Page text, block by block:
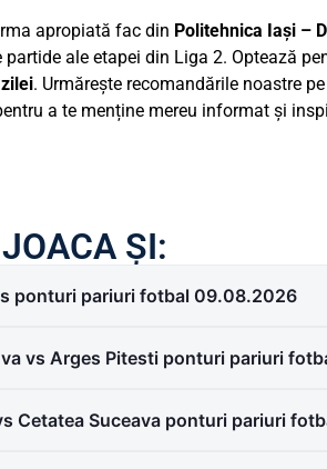
apropiată fac din Politehnica Iași –
ale etapei din Liga 2. Optează
. Urmărește recomandările noastre pe
a te menține mereu informat și
ȘI:
ponturi pariuri fotbal 09.08.2026
vs Arges Pitesti ponturi pariuri
Cetatea Suceava ponturi pariuri